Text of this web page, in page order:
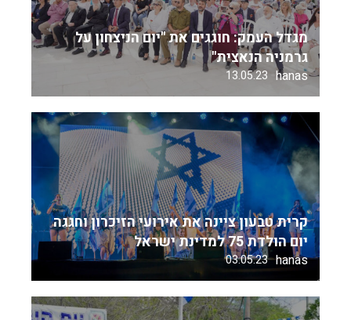
מגדל העמק: חוגגים את "יום הניצחון על
גרמניה הנאצית"
hanas
13.05.23
קרית טבעון ציינה את אירועי הזיכרון וחגגה
יום הולדת 75 למדינת ישראל
hanas
03.05.23